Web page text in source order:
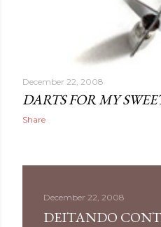
December 22, 2008
DARTS FOR MY
Share
December 22, 2008
DEITANDO